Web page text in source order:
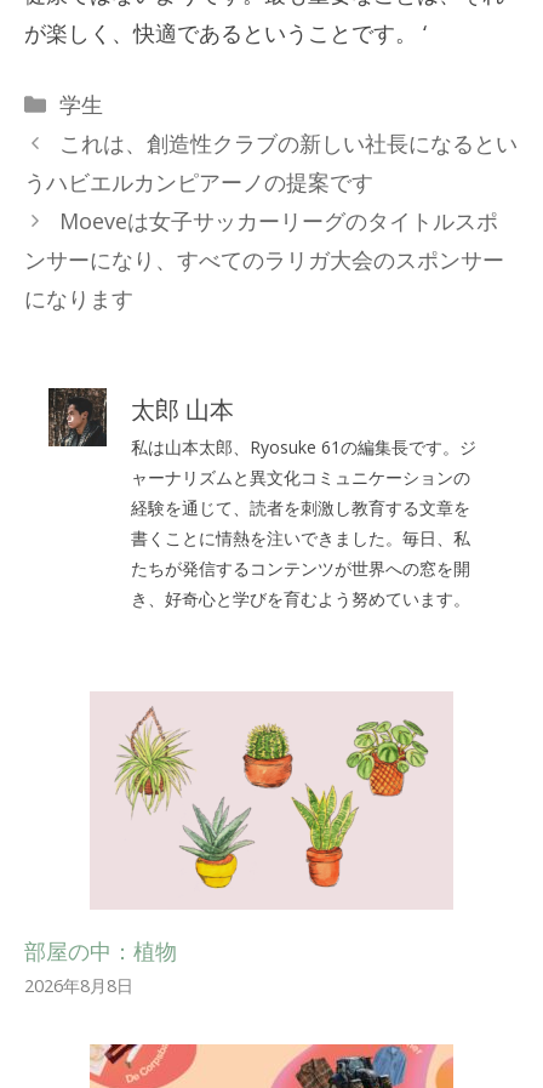
が楽しく、快適であるということです。 ‘
カ
テ
リ
ー
学生
これは、創造性クラブの新しい社長になるとい
うハビエルカンピアーノの提案です
Moeveは女子サッカーリーグのタイトルスポ
ンサーになり、すべてのラリガ大会のスポンサー
になります
太郎 山本
私は山本太郎、Ryosuke 61の編集長です。ジ
ャーナリズムと異文化コミュニケーションの
経験を通じて、読者を刺激し教育する文章を
書くことに情熱を注いできました。毎日、私
たちが発信するコンテンツが世界への窓を開
き、好奇心と学びを育むよう努めています。
部屋の中：植物
2026年8月8日